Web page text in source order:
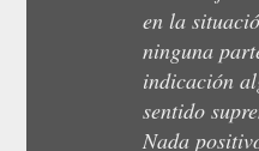
en la
ninguna
indicación
sentido
Nada